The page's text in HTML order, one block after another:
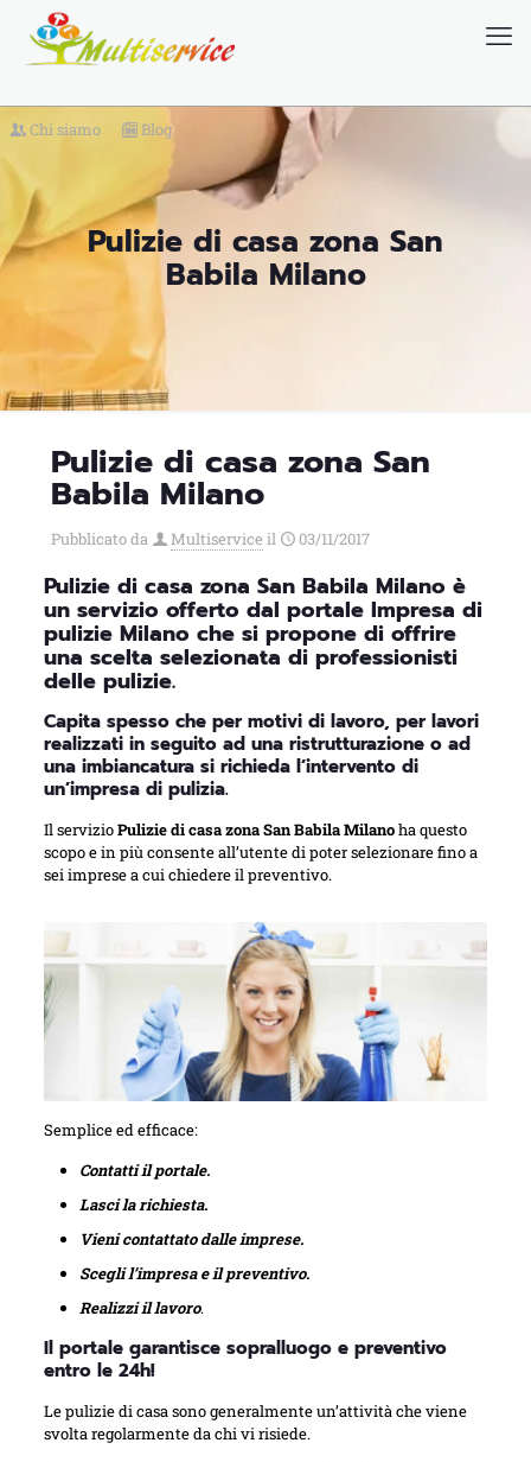
Chi siamo Blog
Pulizie di casa zona San
Babila Milano
Pulizie di casa zona San
Babila Milano
Pubblicato da Multiservice il 03/11/2017
Pulizie di casa zona San Babila Milano è
un servizio offerto dal portale Impresa di
pulizie Milano che si propone di offrire
una scelta selezionata di professionisti
delle pulizie.
Capita spesso che per motivi di lavoro, per lavori
realizzati in seguito ad una ristrutturazione o ad
una imbiancatura si richieda l’intervento di
un’impresa di pulizia.
Il servizioPulizie di casa zona San Babila Milanoha questo
scopo e in più consente all’utente di poter selezionare fino a
sei imprese a cui chiedere il preventivo.
Semplice ed efficace:
Contatti il portale.
Lasci la richiesta.
Vieni contattato dalle imprese.
Scegli l’impresa e il preventivo.
Realizzi il lavoro.
Il portale garantisce sopralluogo e preventivo
entro le 24h!
Le pulizie di casa sono generalmente un’attività che viene
svolta regolarmente da chi vi risiede.